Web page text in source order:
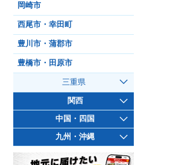
岡崎市
西尾市・幸田町
豊川市・蒲郡市
豊橋市・田原市
三重県
関西
中国・四国
九州・沖縄